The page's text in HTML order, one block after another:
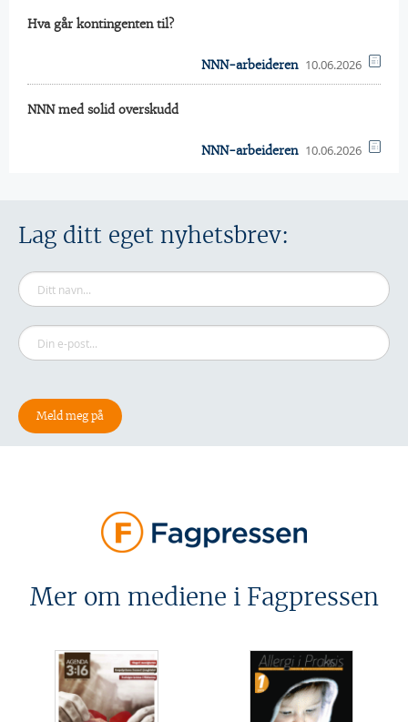
Hva går kontingenten til?
NNN-arbeideren 10.06.2026
NNN med solid overskudd
NNN-arbeideren 10.06.2026
Lag ditt eget nyhetsbrev:
Mer om mediene i Fagpressen